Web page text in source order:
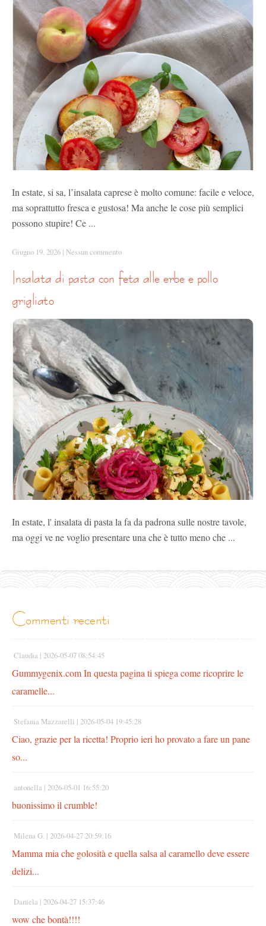
In estate, si sa, l’insalata caprese è molto comune: facile e veloce,
ma soprattutto fresca e gustosa! Ma anche le cose più semplici
possono stupire! Ce ...
Giugno 19, 2026 | Nessun commento
insalata di pasta con feta alle erbe e pollo
grigliato
In estate, l' insalata di pasta la fa da padrona sulle nostre tavole,
ma oggi ve ne voglio presentare una che è tutto meno che ...
commenti recenti
Claudia | 2026-05-07 08:54:45
Gummygenix.com In questa pagina ti spiega come ricoprire le
caramelle...
Stefania Mazzarelli | 2026-05-04 19:45:28
Ciao, grazie per la ricetta! Proprio ieri ho provato a fare un pane
so...
antonella | 2026-05-01 16:55:20
buonissimo il crumble!
Milena G. | 2026-04-27 20:59:16
Mamma mia che golosità e quella salsa al caramello deve essere
delizi...
Daniela | 2026-04-27 15:37:46
wow che bontà!!!!